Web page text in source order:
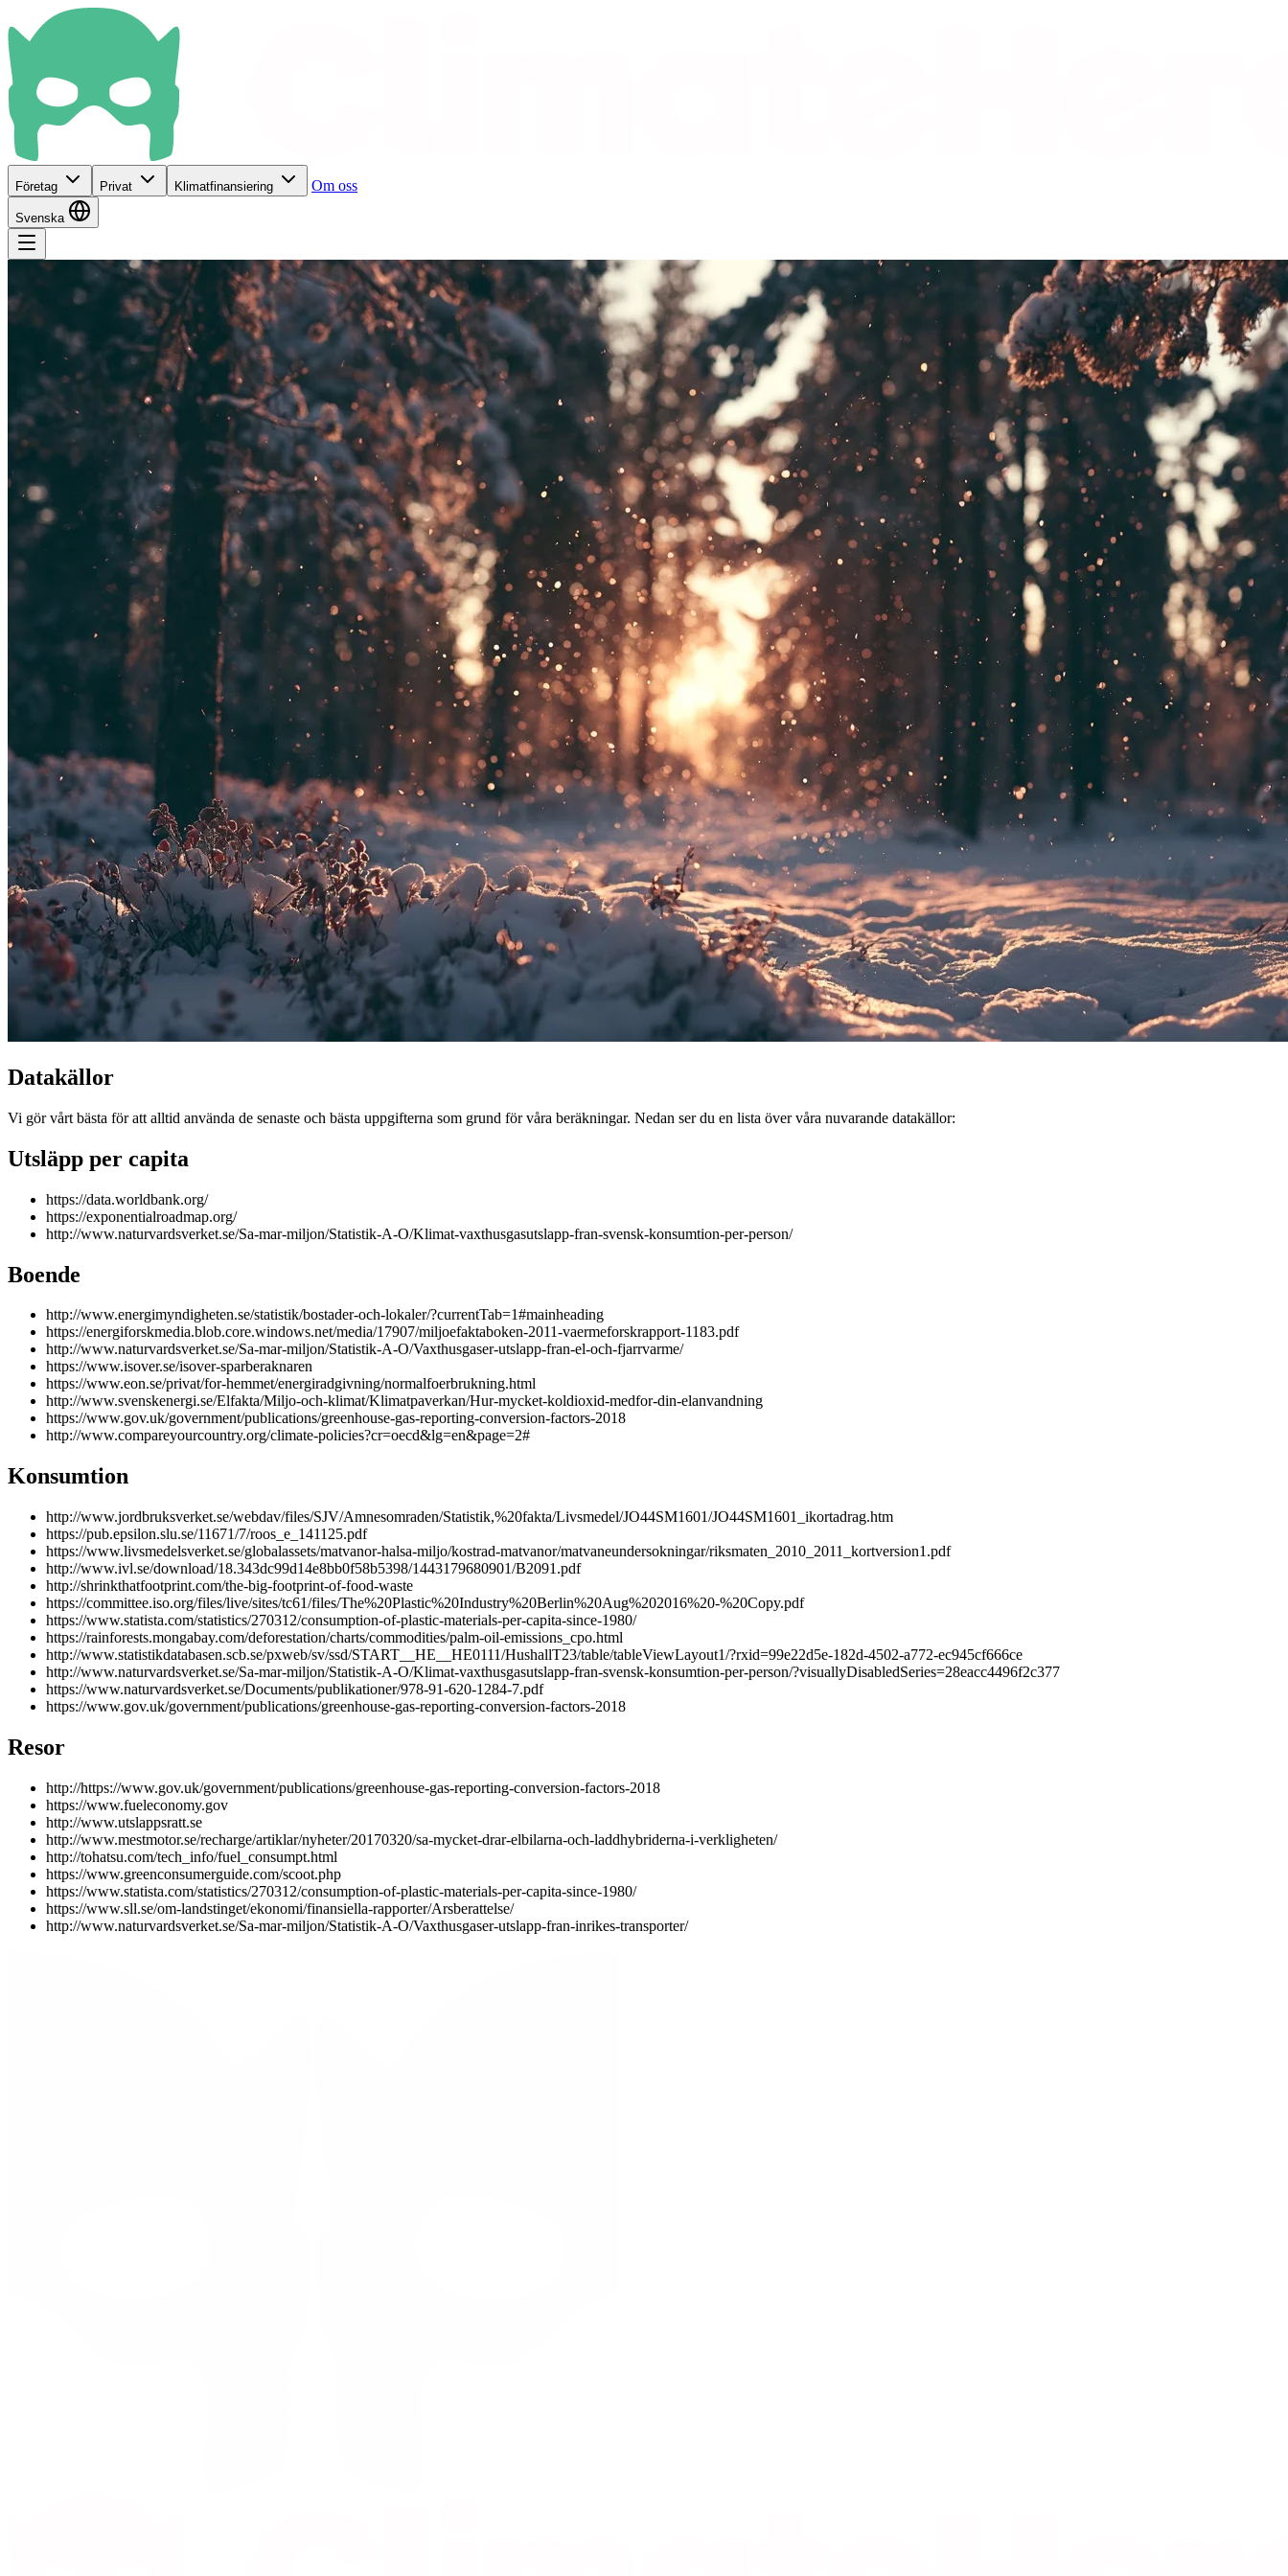
Företag Privat Klimatfinansiering Om oss
Svenska
Datakällor
Vi gör vårt bästa för att alltid använda de senaste och bästa uppgifterna som grund för våra beräkningar. Nedan ser du en lista över våra nuvarande datakällor:
Utsläpp per capita
https://data.worldbank.org/
https://exponentialroadmap.org/
http://www.naturvardsverket.se/Sa-mar-miljon/Statistik-A-O/Klimat-vaxthusgasutslapp-fran-svensk-konsumtion-per-person/
Boende
http://www.energimyndigheten.se/statistik/bostader-och-lokaler/?currentTab=1#mainheading
https://energiforskmedia.blob.core.windows.net/media/17907/miljoefaktaboken-2011-vaermeforskrapport-1183.pdf
http://www.naturvardsverket.se/Sa-mar-miljon/Statistik-A-O/Vaxthusgaser-utslapp-fran-el-och-fjarrvarme/
https://www.isover.se/isover-sparberaknaren
https://www.eon.se/privat/for-hemmet/energiradgivning/normalfoerbrukning.html
http://www.svenskenergi.se/Elfakta/Miljo-och-klimat/Klimatpaverkan/Hur-mycket-koldioxid-medfor-din-elanvandning
https://www.gov.uk/government/publications/greenhouse-gas-reporting-conversion-factors-2018
http://www.compareyourcountry.org/climate-policies?cr=oecd&lg=en&page=2#
Konsumtion
http://www.jordbruksverket.se/webdav/files/SJV/Amnesomraden/Statistik,%20fakta/Livsmedel/JO44SM1601/JO44SM1601_ikortadrag.htm
https://pub.epsilon.slu.se/11671/7/roos_e_141125.pdf
https://www.livsmedelsverket.se/globalassets/matvanor-halsa-miljo/kostrad-matvanor/matvaneundersokningar/riksmaten_2010_2011_kortversion1.pdf
http://www.ivl.se/download/18.343dc99d14e8bb0f58b5398/1443179680901/B2091.pdf
http://shrinkthatfootprint.com/the-big-footprint-of-food-waste
https://committee.iso.org/files/live/sites/tc61/files/The%20Plastic%20Industry%20Berlin%20Aug%202016%20-%20Copy.pdf
https://www.statista.com/statistics/270312/consumption-of-plastic-materials-per-capita-since-1980/
https://rainforests.mongabay.com/deforestation/charts/commodities/palm-oil-emissions_cpo.html
http://www.statistikdatabasen.scb.se/pxweb/sv/ssd/START__HE__HE0111/HushallT23/table/tableViewLayout1/?rxid=99e22d5e-182d-4502-a772-ec945cf666ce
http://www.naturvardsverket.se/Sa-mar-miljon/Statistik-A-O/Klimat-vaxthusgasutslapp-fran-svensk-konsumtion-per-person/?visuallyDisabledSeries=28eacc4496f2c377
https://www.naturvardsverket.se/Documents/publikationer/978-91-620-1284-7.pdf
https://www.gov.uk/government/publications/greenhouse-gas-reporting-conversion-factors-2018
Resor
http://https://www.gov.uk/government/publications/greenhouse-gas-reporting-conversion-factors-2018
https://www.fueleconomy.gov
http://www.utslappsratt.se
http://www.mestmotor.se/recharge/artiklar/nyheter/20170320/sa-mycket-drar-elbilarna-och-laddhybriderna-i-verkligheten/
http://tohatsu.com/tech_info/fuel_consumpt.html
https://www.greenconsumerguide.com/scoot.php
https://www.statista.com/statistics/270312/consumption-of-plastic-materials-per-capita-since-1980/
https://www.sll.se/om-landstinget/ekonomi/finansiella-rapporter/Arsberattelse/
http://www.naturvardsverket.se/Sa-mar-miljon/Statistik-A-O/Vaxthusgaser-utslapp-fran-inrikes-transporter/